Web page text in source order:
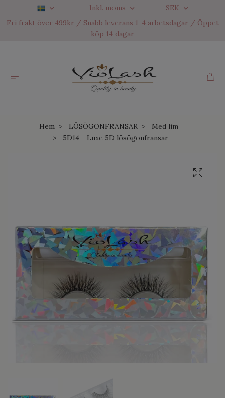
Inkl. moms
SEK
Fri frakt över 499kr / Snabb leverans 1-4 arbetsdagar / Öppet
köp 14 dagar
Hem LÖSÖGONFRANSAR
Med lim
5D14 - Luxe 5D lösögonfransar